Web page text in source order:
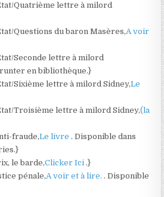
Quatrième lettre à milord
Questions du baron Masères,A voir
Seconde lettre à milord
en bibliothèque.}
Sixième lettre à milord Sidney,Le
Troisième lettre à milord Sidney,(la
fraude,Le livre. Disponible dans
le barde,Clicker Ici.}
pénale,A voir et à lire.. Disponible